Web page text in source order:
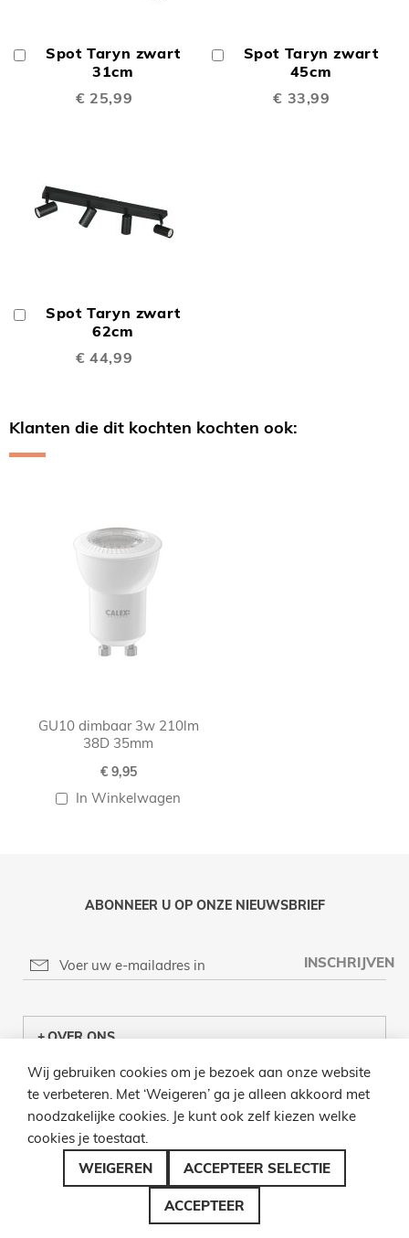
Spot Taryn zwart
31cm
€ 25,99
Winkelwagen
Spot Taryn zwart
45cm
€ 33,99
Winkelwagen
Spot Taryn zwart
62cm
€ 44,99
Winkelwagen
Klanten die dit kochten kochten ook:
GU10 dimbaar 3w 210lm
38D 35mm
€ 9,95
In Winkelwagen
ABONNEER U OP ONZE NIEUWSBRIEF
INSCHRIJVEN
OVER ONS
KLANTENCENTRUM
INFO
BEL ONS
© 2026 LAMPENZO ALLE RECHTEN VOORBEHOUDEN
Wij gebruiken cookies om je bezoek aan onze website
te verbeteren. Met ‘Weigeren’ ga je alleen akkoord met
noodzakelijke cookies. Je kunt ook zelf kiezen welke
cookies je toestaat.
WEIGEREN
ACCEPTEER SELECTIE
ACCEPTEER